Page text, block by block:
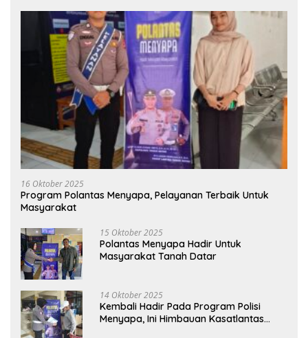
16 Oktober 2025
Program Polantas Menyapa, Pelayanan Terbaik Untuk
Masyarakat
15 Oktober 2025
Polantas Menyapa Hadir Untuk
Masyarakat Tanah Datar
14 Oktober 2025
Kembali Hadir Pada Program Polisi
Menyapa, Ini Himbauan Kasatlantas